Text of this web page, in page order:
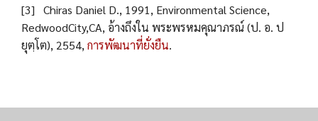
[3] Chiras Daniel D., 1991, Environmental Science,
RedwoodCity,CA, อ้างถึงใน พระพรหมคุณาภรณ์ (ป. อ. ป
ยุตฺโต), 2554, การพัฒนาที่ยั่งยืน.